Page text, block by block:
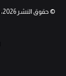
© حقوق النشر 2026، جميع الحقوق محفوظة | وقت عمان الإخباري